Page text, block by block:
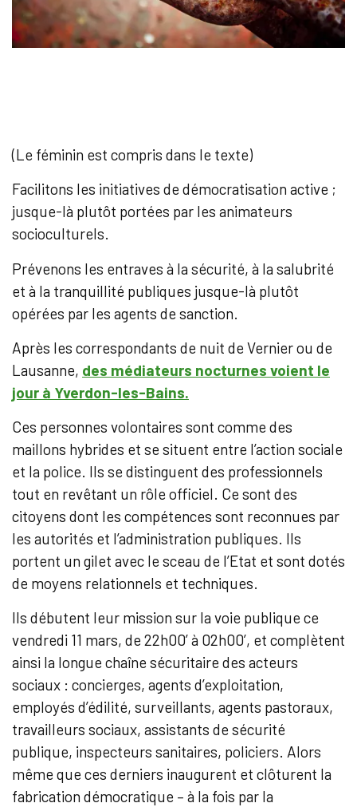
(Le féminin est compris dans le texte)
Facilitons les initiatives de démocratisation active ;
jusque-là plutôt portées par les animateurs
socioculturels.
Prévenons les entraves à la sécurité, à la salubrité
et à la tranquillité publiques jusque-là plutôt
opérées par les agents de sanction.
Après les correspondants de nuit de Vernier ou de
Lausanne, des médiateurs nocturnes voient le
jour à Yverdon-les-Bains.
Ces personnes volontaires sont comme des
maillons hybrides et se situent entre l’action sociale
et la police. Ils se distinguent des professionnels
tout en revêtant un rôle officiel. Ce sont des
citoyens dont les compétences sont reconnues par
les autorités et l’administration publiques. Ils
portent un gilet avec le sceau de l’Etat et sont dotés
de moyens relationnels et techniques.
Ils débutent leur mission sur la voie publique ce
vendredi 11 mars, de 22h00’ à 02h00’, et complètent
ainsi la longue chaîne sécuritaire des acteurs
sociaux : concierges, agents d’exploitation,
employés d’édilité, surveillants, agents pastoraux,
travailleurs sociaux, assistants de sécurité
publique, inspecteurs sanitaires, policiers. Alors
même que ces derniers inaugurent et clôturent la
fabrication démocratique – à la fois par la